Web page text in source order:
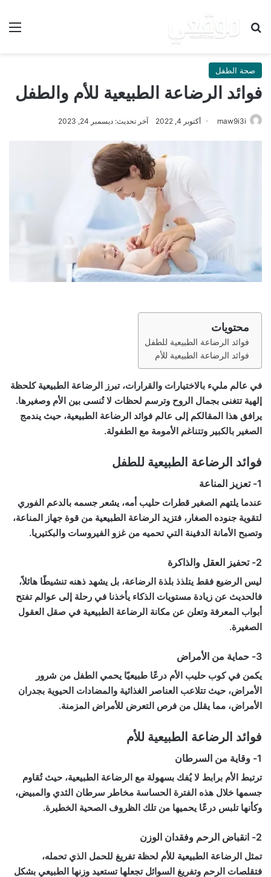
بحث عن
صحة الطفل
فوائد الرضاعة الطبيعية للأم والطفل
maw9i3i أكتوبر 4, 2022 آخر تحديث: ديسمبر 24, 2023
محتويات
فوائد الرضاعة الطبيعية للطفل
فوائد الرضاعة الطبيعية للأم
في عالم مليء بالاختيارات والقرارات، تبرز الرضاعة الطبيعية كلحظة
إلهية تتغنى بجمال الروح وترسم لحظات لا تُنسى بين الأم وصغيرها.
يرافق هذا المقالكم إلى عالم فوائد الرضاعة الطبيعية، حيث يندمج
الصغير بالكبير وتتناغم الأمومة مع الطفولة.
فوائد الرضاعة الطبيعية للطفل
1- تعزيز المناعة
عندما يلتهم الصغير قطرات حليب أمه، يشعر جسمه بالدعم الفوري
لتقوية جنوده الصغار، فتزيد الرضاعة الطبيعية من قوة جهاز المناعة،
وتصبح الأمانة الدفينة التي تحميه من غزو الفيروسات والبكتيريا.
2- تحفيز العقل والذاكرة
ليس الرضيع فقط يتلذذ بلذة الرضاعة، بل يشهد ذهنه تنشيطًا هائلاً،
فالحديث عن زيادة مستويات الذكاء يأخذنا في رحلة إلى عوالم تفتح
أبواب المعرفة وتعلن عن مكانة الرضاعة الطبيعية في صقل العقول
الصغيرة.
3- حماية من الأمراض
يكمن في كوب حليب الأم درعًا طبيعيًا يحمي الطفل من شرور
الأمراض، حيث تتلاعب العناصر الغذائية والمضادات الحيوية بجدران
الأمراض، مما يقلل من فرص التعرض للأمراض المزمنة.
فوائد الرضاعة الطبيعية للأم
1- وقاية من السرطان
ترتبط الأم برابط لا يُفك بسهولة مع الرضاعة الطبيعية، حيث تُقاوم
جسمها خلال هذه الفترة الحساسة مخاطر سرطان الثدي والمبيض،
وكأنها تلبس درعًا يحميها من تلك الظروف الصحية الخطيرة.
2- انقباض الرحم وفقدان الوزن
تمثل الرضاعة الطبيعية للأم لحظة تفريغ للحمل الذي تحمله،
فتقلصات الرحم وتفريغ السوائل تجعلها تستعيد وزنها الطبيعي بشكل